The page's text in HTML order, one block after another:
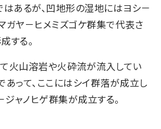
はあるが、凹地形の湿地にはヨシ－
ガヤ－ヒメミズゴケ群集で代表さ
する。
火山溶岩や火砕流が流入してい
って、ここにはシイ群落が成立し
ジャノヒゲ群集が成立する。